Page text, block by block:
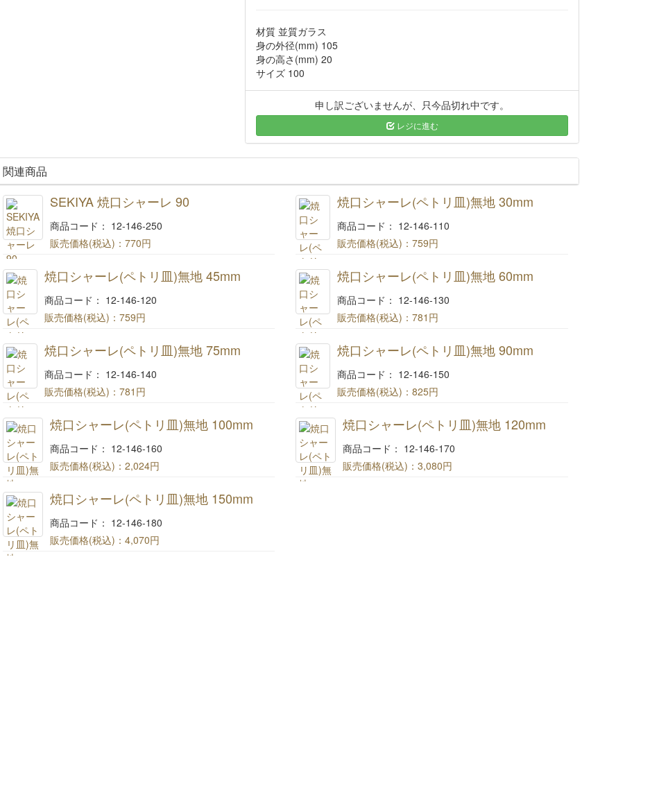
材質 並質ガラス
身の外径(mm) 105
身の高さ(mm) 20
サイズ 100
申し訳ございませんが、只今品切れ中です。
レジに進む
関連商品
SEKIYA 焼口シャーレ 90
商品コード： 12-146-250
販売価格(税込)： 770円
焼口シャーレ(ペトリ皿)無地 30mm
商品コード： 12-146-110
販売価格(税込)：759円
焼口シャーレ(ペトリ皿)無地 45mm
商品コード： 12-146-120
販売価格(税込)： 759円
焼口シャーレ(ペトリ皿)無地 60mm
商品コード： 12-146-130
販売価格(税込)：781円
焼口シャーレ(ペトリ皿)無地 75mm
商品コード： 12-146-140
販売価格(税込)： 781円
焼口シャーレ(ペトリ皿)無地 90mm
商品コード： 12-146-150
販売価格(税込)：825円
焼口シャーレ(ペトリ皿)無地 100mm
商品コード： 12-146-160
販売価格(税込)： 2,024円
焼口シャーレ(ペトリ皿)無地 120mm
商品コード： 12-146-170
販売価格(税込)：3,080円
焼口シャーレ(ペトリ皿)無地 150mm
商品コード： 12-146-180
販売価格(税込)： 4,070円